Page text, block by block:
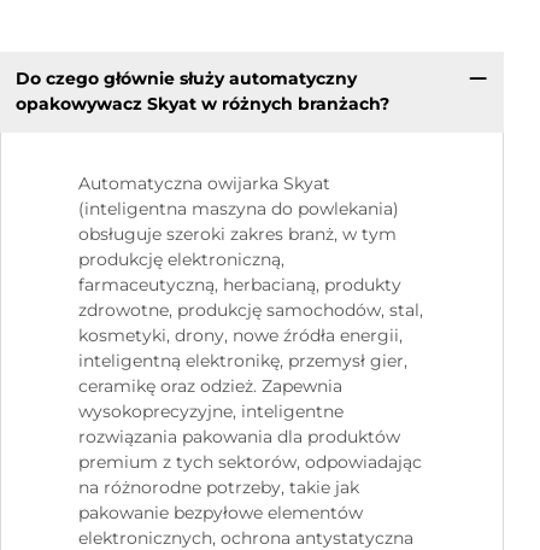
Do czego głównie służy automatyczny
opakowywacz Skyat w różnych branżach?
Automatyczna owijarka Skyat
(inteligentna maszyna do powlekania)
obsługuje szeroki zakres branż, w tym
produkcję elektroniczną,
farmaceutyczną, herbacianą, produkty
zdrowotne, produkcję samochodów, stal,
kosmetyki, drony, nowe źródła energii,
inteligentną elektronikę, przemysł gier,
ceramikę oraz odzież. Zapewnia
wysokoprecyzyjne, inteligentne
rozwiązania pakowania dla produktów
premium z tych sektorów, odpowiadając
na różnorodne potrzeby, takie jak
pakowanie bezpyłowe elementów
elektronicznych, ochrona antystatyczna